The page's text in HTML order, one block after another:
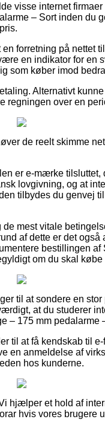
visse internet
– Sort inden du
forretning på nettet
en indikator for en
som køber imod
Alternativt
regningen over en
de reelt skimme
er e-mærke
lovgivning, og at
tilbydes du genvej
mest vitale
af dette er det også
bestillingen
om du skal
til at sondere en
at du studerer
– 175 mm
til at få kendskab til
en anmeldelse af
hos kunderne.
hjælper et hold af
hvis vores brugere